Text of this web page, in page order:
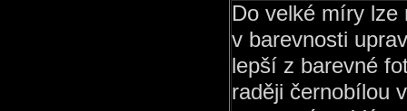
Do velké míry
v barevnosti
lepší z barevné
raději černobílou